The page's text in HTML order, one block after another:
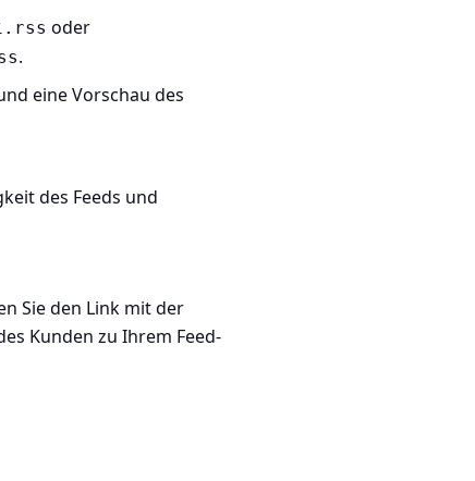
.rss oder
.
eine Vorschau des
des Feeds und
Sie den Link mit der
Kunden zu Ihrem Feed-